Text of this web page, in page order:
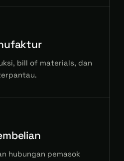
bill of materials, dan
hubungan pemasok